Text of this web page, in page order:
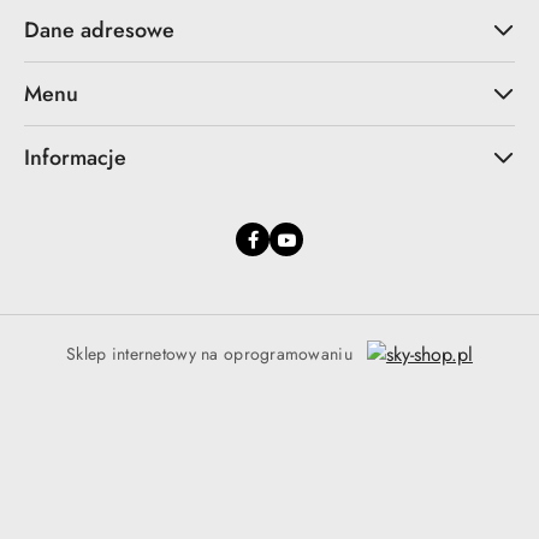
Dane adresowe
Menu
Informacje
Sklep internetowy na oprogramowaniu